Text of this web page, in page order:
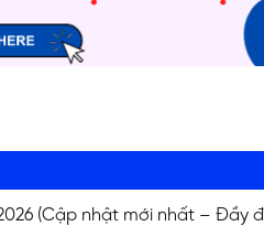
2026 (Cập nhật mới nhất –